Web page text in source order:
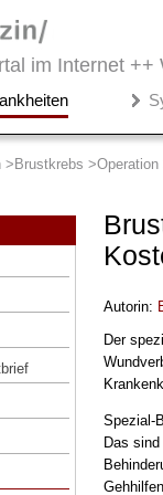
im Internet ++
Brustkrebs Operation
Autorin:
Der
Spezial-
Das
Gehhilfen.